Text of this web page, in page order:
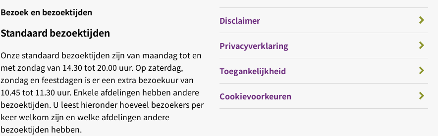
Bezoek en bezoektijden
Standaard bezoektijden
Onze standaard bezoektijden zijn van maandag tot en
met zondag van 14.30 tot 20.00 uur. Op zaterdag,
zondag en feestdagen is er een extra bezoekuur van
10.45 tot 11.30 uur. Enkele afdelingen hebben andere
bezoektijden. U leest hieronder hoeveel bezoekers per
keer welkom zijn en welke afdelingen andere
bezoektijden hebben.
Disclaimer
Privacyverklaring
Toegankelijkheid
Cookievoorkeuren